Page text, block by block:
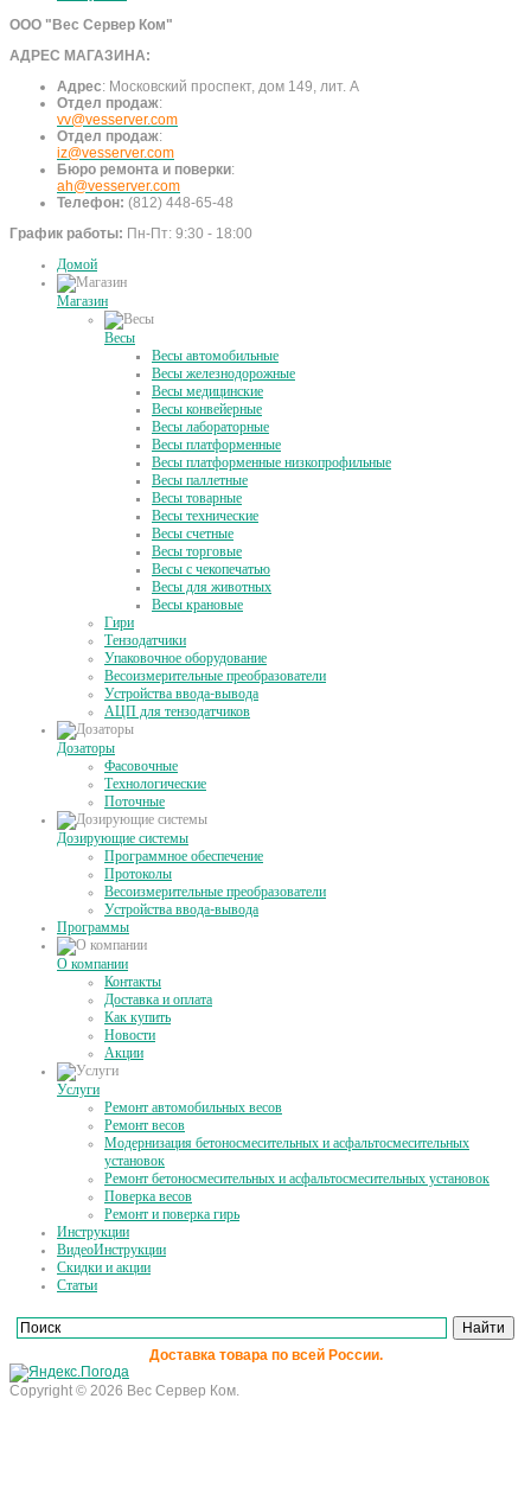
ООО "Вес Сервер Ком"
АДРЕС МАГАЗИНА:
Адрес: Московский проспект, дом 149, лит. А
Отдел продаж:
vv@vesserver.com
Отдел продаж:
iz@vesserver.com
Бюро ремонта и поверки:
ah@vesserver.com
Телефон: (812) 448-65-48
График работы: Пн-Пт: 9:30 - 18:00
Домой
Магазин
Весы
Весы автомобильные
Весы железнодорожные
Весы медицинские
Весы конвейерные
Весы лабораторные
Весы платформенные
Весы платформенные низкопрофильные
Весы паллетные
Весы товарные
Весы технические
Весы счетные
Весы торговые
Весы с чекопечатью
Весы для животных
Весы крановые
Гири
Тензодатчики
Упаковочное оборудование
Весоизмерительные преобразователи
Устройства ввода-вывода
АЦП для тензодатчиков
Дозаторы
Фасовочные
Технологические
Поточные
Дозирующие системы
Программное обеспечение
Протоколы
Весоизмерительные преобразователи
Устройства ввода-вывода
Программы
О компании
Контакты
Доставка и оплата
Как купить
Новости
Акции
Услуги
Ремонт автомобильных весов
Ремонт весов
Модернизация бетоносмесительных и асфальтосмесительных
установок
Ремонт бетоносмесительных и асфальтосмесительных установок
Поверка весов
Ремонт и поверка гирь
Инструкции
ВидеоИнструкции
Скидки и акции
Статьи
Доставка товара по всей России.
Copyright © 2026 Вес Сервер Ком.